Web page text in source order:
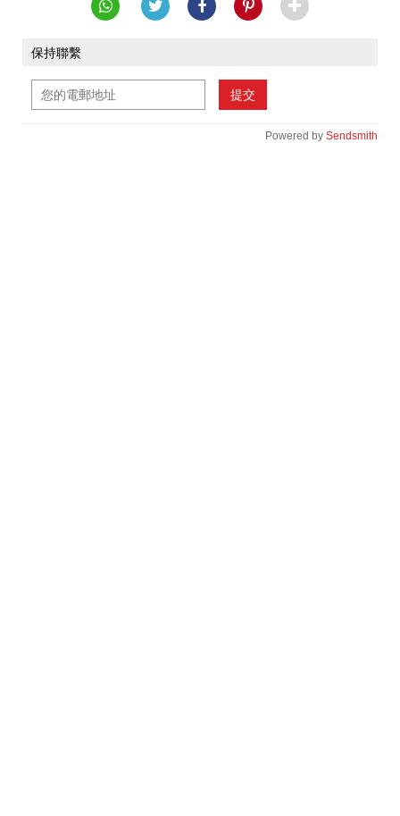
保持聯繫
提交
Powered by Sendsmith